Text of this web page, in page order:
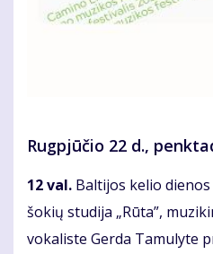
Rugpjūčio 22 d.,
12 val. Baltijos kelio
šokių studija „Rūta”,
vokaliste Gerda Tamulyte